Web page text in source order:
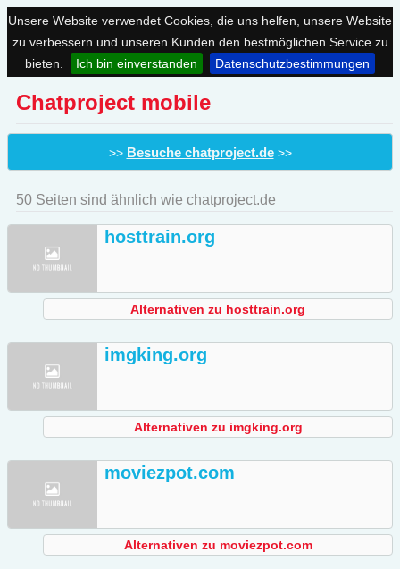
Unsere Website verwendet Cookies, die uns helfen, unsere Website
zu verbessern und unseren Kunden den bestmöglichen Service zu
bieten.
Ich bin einverstanden Datenschutzbestimmungen
Chatproject mobile
>> Besuche chatproject.de>>
50 Seiten sind ähnlich wie chatproject.de
hosttrain.org
Alternativen zu hosttrain.org
imgking.org
Alternativen zu imgking.org
moviezpot.com
Alternativen zu moviezpot.com